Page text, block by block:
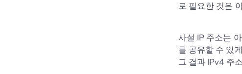
로 필요한 것은
사설 IP 주소는
를 공유할 수 있
그 결과 IPv4 주